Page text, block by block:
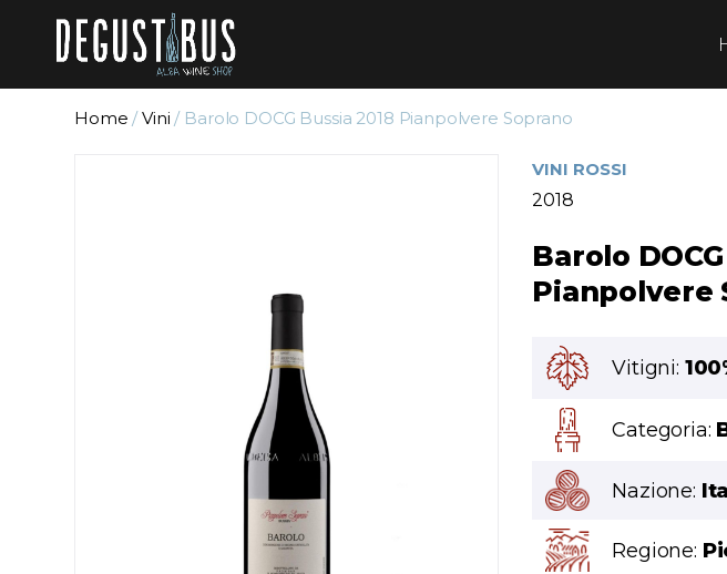
Home /Vini / Barolo DOCG Bussia 2018 Pianpolvere Soprano
VINI ROSSI
2018
Barolo
Pianpolvere
Vitigni:
Categoria:
Nazione:
Regione: